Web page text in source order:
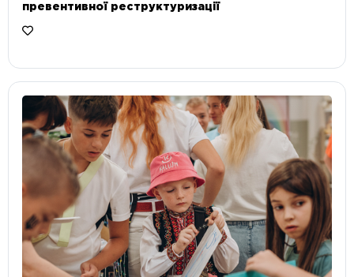
превентивної реструктуризації